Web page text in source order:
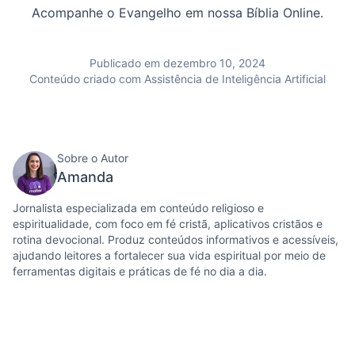
Acompanhe o Evangelho em nossa Bíblia Online.
Publicado em dezembro 10, 2024
Conteúdo criado com Assistência de Inteligência Artificial
Sobre o Autor
Amanda
Jornalista especializada em conteúdo religioso e
espiritualidade, com foco em fé cristã, aplicativos cristãos e
rotina devocional. Produz conteúdos informativos e acessíveis,
ajudando leitores a fortalecer sua vida espiritual por meio de
ferramentas digitais e práticas de fé no dia a dia.